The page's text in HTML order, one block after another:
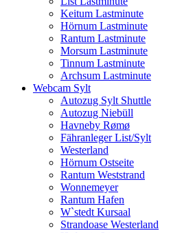
Keitum Lastminute
Hörnum Lastminute
Rantum Lastminute
Morsum Lastminute
Tinnum Lastminute
Archsum Lastminute
Webcam Sylt
Autozug Sylt Shuttle
Autozug Niebüll
Havneby Rømø
Fähranleger List/Sylt
Westerland
Hörnum Ostseite
Rantum Weststrand
Wonnemeyer
Rantum Hafen
W`stedt Kursaal
Strandoase Westerland